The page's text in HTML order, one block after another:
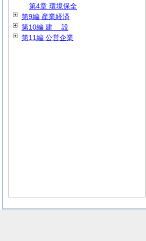
第4章 環境保全
第9編 産業経済
第10編 建 設
第11編 公営企業